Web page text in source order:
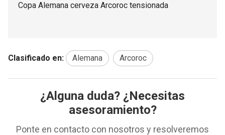
Copa Alemana cerveza Arcoroc tensionada
Clasificado en: Alemana Arcoroc
¿Alguna duda? ¿Necesitas
asesoramiento?
Ponte en contacto con nosotros y resolveremos